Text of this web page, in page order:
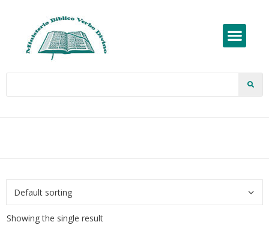
Showing the single result